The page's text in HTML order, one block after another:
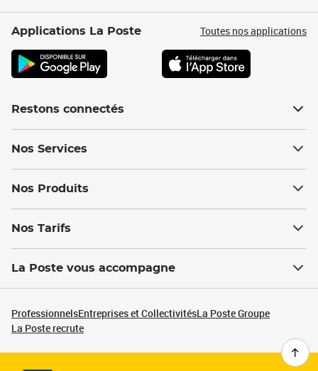
Applications La Poste Toutes nos applications
Restons connectés
Nos Services
Nos Produits
Nos Tarifs
La Poste vous accompagne
ProfessionnelsEntreprises et CollectivitésLa Poste Groupe
La Poste recrute